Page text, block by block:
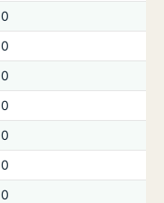
0
0
0
0
0
0
0